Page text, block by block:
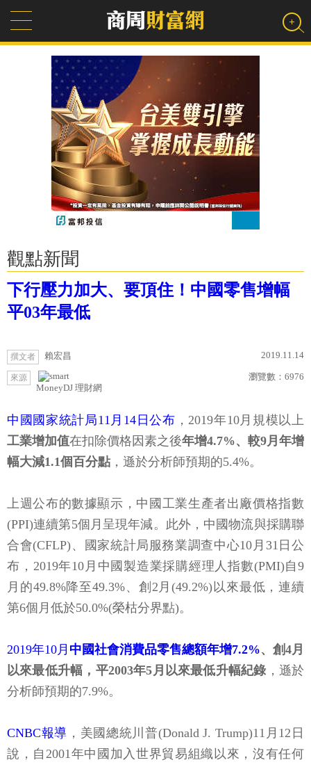
觀點新聞
下行壓力加大、要頂住！中國零售增幅
平03年最低
撰文者 賴宏昌 2019.11.14
來源
MoneyDJ 理財網
瀏覽數： 6976
中國國家統計局11月14日公布 ，2019年10月規模以上
工業增加值在扣除價格因素之後年增4.7%、較9月年增
幅大減1.1個百分點 ，遜於分析師預期的5.4%。
上週公布的數據顯示，中國工業生產者出廠價格指數
(PPI)連續第5個月呈現年減。此外，中國物流與採購聯
合會(CFLP)、國家統計局服務業調查中心10月31日公
布，2019年10月中國製造業採購經理人指數(PMI)自9
月的49.8%降至49.3%、創2月(49.2%)以來最低，連續
第6個月低於50.0%(榮枯分界點)。
2019年10月 中國社會消費品零售總額年增7.2%、創4月
以來最低升幅，平2003年5月以來最低升幅紀錄 ，遜於
分析師預期的7.9%。
CNBC報導 ，美國總統川普(Donald J. Trump)11月12日
說，自2001年中國加入世界貿易組織以來，沒有任何